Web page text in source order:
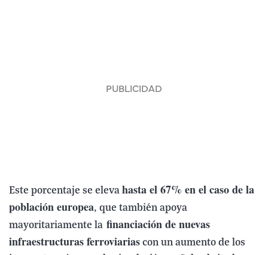
Este porcentaje se eleva hasta el 67% en el caso de la
población europea, que también apoya
mayoritariamente la financiación de nuevas
infraestructuras ferroviarias con un aumento de los